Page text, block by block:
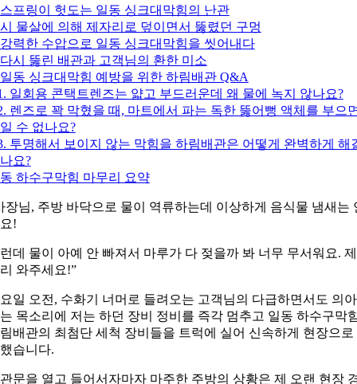
프링이 헛도는 일동 싱크대막힘의 난관
물살에 의해 제자리로 덮이면서 뚫렸던 구멍
력한 수압으로 일동 싱크대막힘을 씻어내다
시 뚫린 배관과 고객님의 환한 미소
동 싱크대막힘 예방을 위한 하림배관 Q&A
일회용 콘택트렌즈는 얇고 부드러운데 왜 물에 녹지 않나요?
렌즈로 꽉 막혔을 때, 마트에서 파는 독한 뚫어뻥 액체를 부으
수 없나요?
투명해서 보이지 않는 막힘을 하림배관은 어떻게 완벽하게 해
요?
하수구막힘 마무리 요약
장님, 주방 바닥으로 물이 역류하는데 이상하게 음식물 냄새는
!
데 물이 아예 안 빠져서 마루가 다 젖을까 봐 너무 무서워요.
와주세요!”
일 오전, 수화기 너머로 들려오는 고객님의 다급하면서도 의
목소리에 저는 하던 장비 정비를 즉각 멈추고 일동 하수구막
배관의 최첨단 세척 장비들을 트럭에 실어 신속하게 현장으로
습니다.
문을 열고 들어서자마자 마주한 주방의 상황은 제 오랜 현장